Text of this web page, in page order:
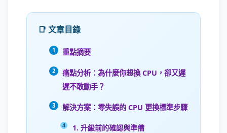
📑 文章目錄
重點摘要
痛點分析：為什麼你想換 CPU，卻又遲
遲不敢動手？
解決方案：零失誤的 CPU 更換標準步驟
1. 升級前的確認與準備